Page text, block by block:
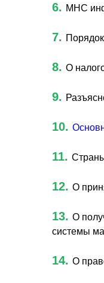
6. МНС
7.
8. О
9.
10.
11.
12. О
13. О
системы
14. О